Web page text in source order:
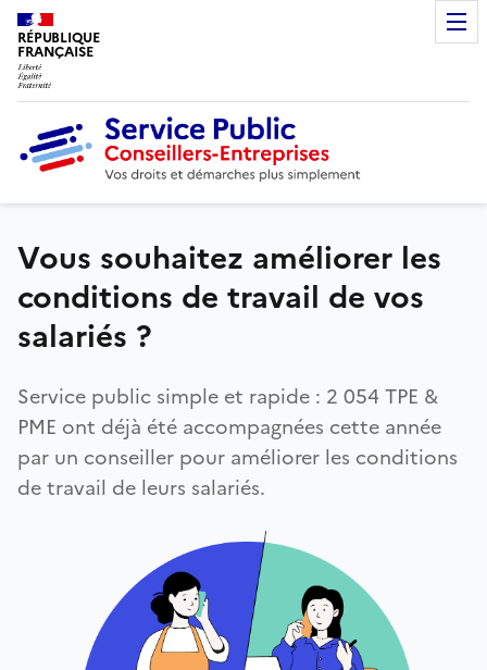
RÉPUBLIQUE
FRANÇAISE
Vous souhaitez améliorer les
conditions de travail de vos
salariés ?
Service public simple et rapide : 2 054 TPE &
PME ont déjà été accompagnées cette année
par un conseiller pour améliorer les conditions
de travail de leurs salariés.